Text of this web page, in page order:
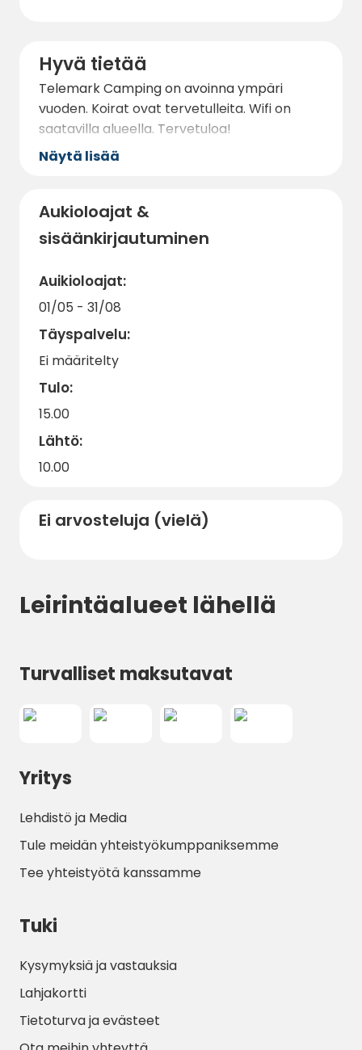
Hyvä tietää
Telemark Camping on avoinna ympäri
vuoden. Koirat ovat tervetulleita. Wifi on
saatavilla alueella. Tervetuloa!
Näytä lisää
Aukioloajat &
sisäänkirjautuminen
Auikioloajat:
01/05 - 31/08
Täyspalvelu:
Ei määritelty
Tulo:
15.00
Lähtö:
10.00
Ei arvosteluja (vielä)
Leirintäalueet lähellä
Turvalliset maksutavat
Yritys
Lehdistö ja Media
Tule meidän yhteistyökumppaniksemme
Tee yhteistyötä kanssamme
Tuki
Kysymyksiä ja vastauksia
Lahjakortti
Tietoturva ja evästeet